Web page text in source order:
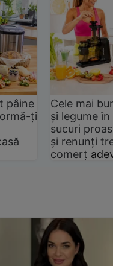
pâine
ți
Cele mai
și legume
sucuri
și renunți
comerț